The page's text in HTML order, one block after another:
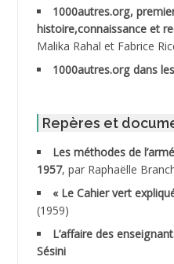
ABDESSLEM Ahmed dit le
ABDOUDOU
ABID Mohamed
ABNOUN Salah
ACHACHE M.*
ACHLAF Ali
1000autres.org,
histoire,connaissance et
Malika Rahal et Fabrice
1000autres.org dans
Repères et
Les méthodes de
1957, par Raphaëlle
« Le Cahier vert
(1959)
L’affaire des
Sésini